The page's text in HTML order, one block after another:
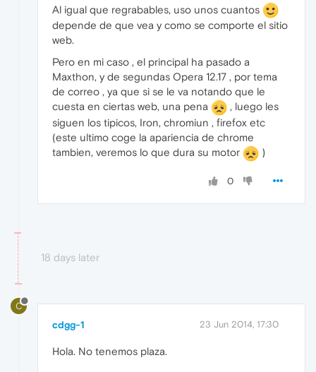
Al igual que regrabables, uso unos cuantos
depende de que vea y como se comporte el sitio
web.
Pero en mi caso , el principal ha pasado a
Maxthon, y de segundas Opera 12.17 , por tema
de correo , ya que si se le va notando que le
cuesta en ciertas web, una pena
, luego les
siguen los tipicos, Iron, chromiun , firefox etc
(este ultimo coge la apariencia de chrome
tambien, veremos lo que dura su motor
)
0
18 days later
C
cdgg-1 23 Jun 2014, 17:30
Hola. No tenemos plaza.